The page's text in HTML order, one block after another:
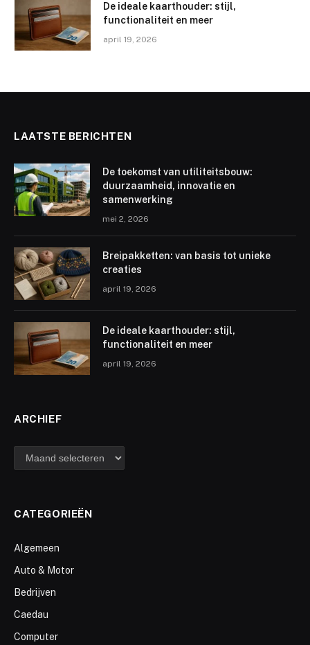
De ideale kaarthouder: stijl,
functionaliteit en meer
april 19, 2026
LAATSTE BERICHTEN
De toekomst van utiliteitsbouw:
duurzaamheid, innovatie en
samenwerking
mei 2, 2026
Breipakketten: van basis tot unieke
creaties
april 19, 2026
De ideale kaarthouder: stijl,
functionaliteit en meer
april 19, 2026
ARCHIEF
archief
CATEGORIEËN
Algemeen
Auto & Motor
Bedrijven
Caedau
Computer